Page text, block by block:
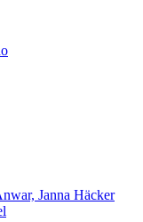
Janna Häcker